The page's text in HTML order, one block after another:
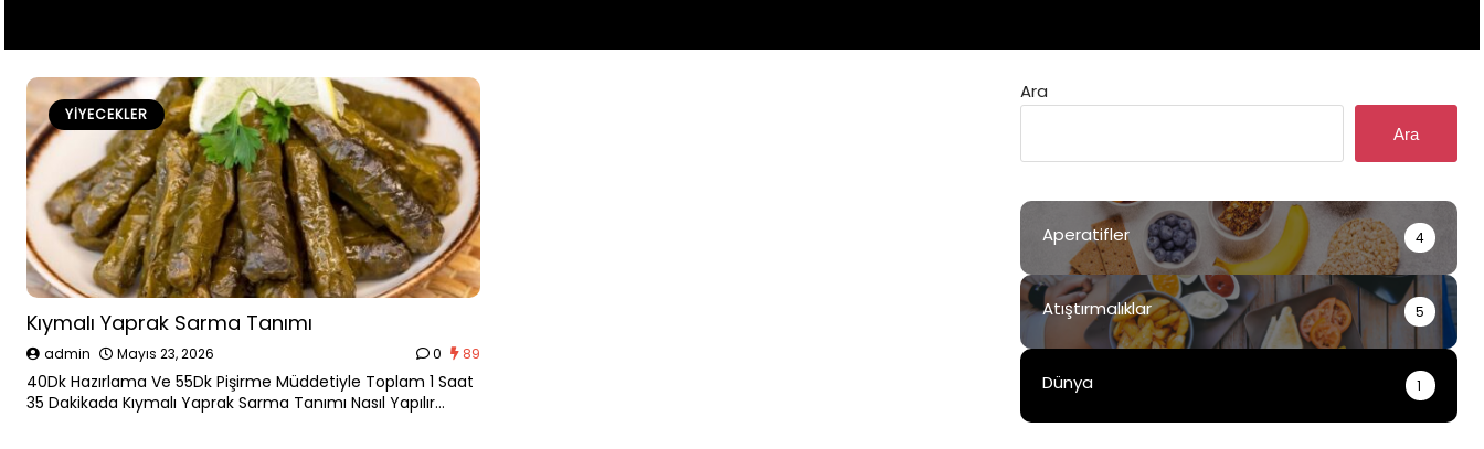
YIYECEKLER
Kıymalı Yaprak Sarma Tanımı
admin Mayıs 23, 2026 0 89
40Dk Hazırlama Ve 55Dk Pişirme Müddetiyle Toplam 1 Saat
35 Dakikada Kıymalı Yaprak Sarma Tanımı Nasıl Yapılır
Ara
Ara
Aperatifler 4
Atıştırmalıklar 5
Dünya 1